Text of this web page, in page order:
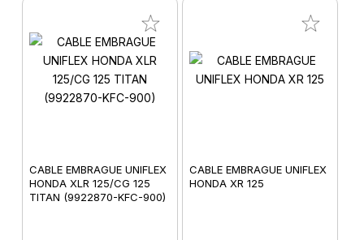
CABLE EMBRAGUE UNIFLEX
HONDA XLR 125/CG 125
TITAN (9922870-KFC-900)
CABLE EMBRAGUE UNIFLEX
HONDA XR 125